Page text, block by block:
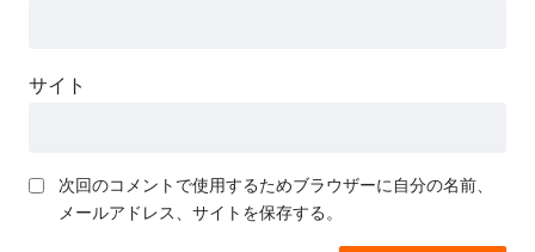
サイト
次回のコメントで使用するためブラウザーに自分の名前、
メールアドレス、サイトを保存する。